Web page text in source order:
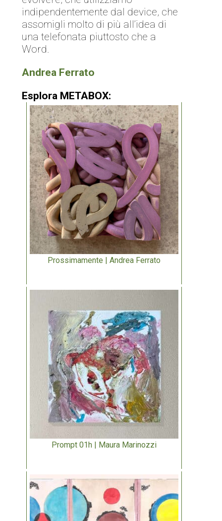
indipendentemente dal device, che
assomigli molto di più all’idea di
una telefonata piuttosto che a
Word.
Andrea Ferrato
Esplora METABOX:
Prossimamente | Andrea Ferrato
Prompt 01h | Maura Marinozzi